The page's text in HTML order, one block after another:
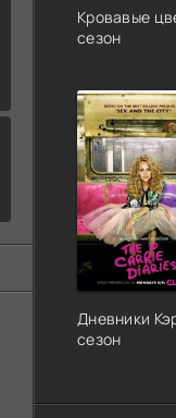
Кровавые
сезон
Дневники
сезон